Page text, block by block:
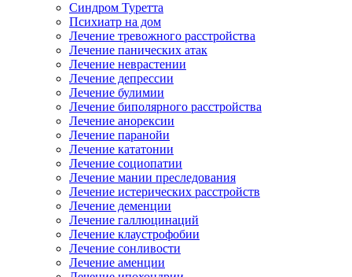
Синдром Туретта
Психиатр на дом
Лечение тревожного расстройства
Лечение панических атак
Лечение неврастении
Лечение депрессии
Лечение булимии
Лечение биполярного расстройства
Лечение анорексии
Лечение паранойи
Лечение кататонии
Лечение социопатии
Лечение мании преследования
Лечение истерических расстройств
Лечение деменции
Лечение галлюцинаций
Лечение клаустрофобии
Лечение сонливости
Лечение аменции